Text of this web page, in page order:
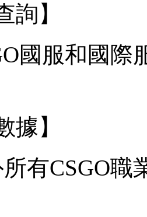
詢】
國服和國
據】
有CSGO